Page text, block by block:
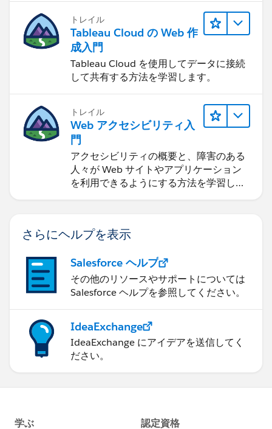
トレイル
Tableau Cloud の Web 作
成入門
Tableau Cloud を使用してデータに接続
して共有する方法を学習します。
トレイル
Web アクセシビリティ入
門
アクセシビリティの概要と、障害のある
人々が Web サイトやアプリケーション
を利用できるようにする方法を学習しま
さらにヘルプを表示
Salesforce ヘルプ
その他のリソースやサポートについては
Salesforce ヘルプを参照してください。
IdeaExchange
IdeaExchange にアイデアを送信してく
ださい。